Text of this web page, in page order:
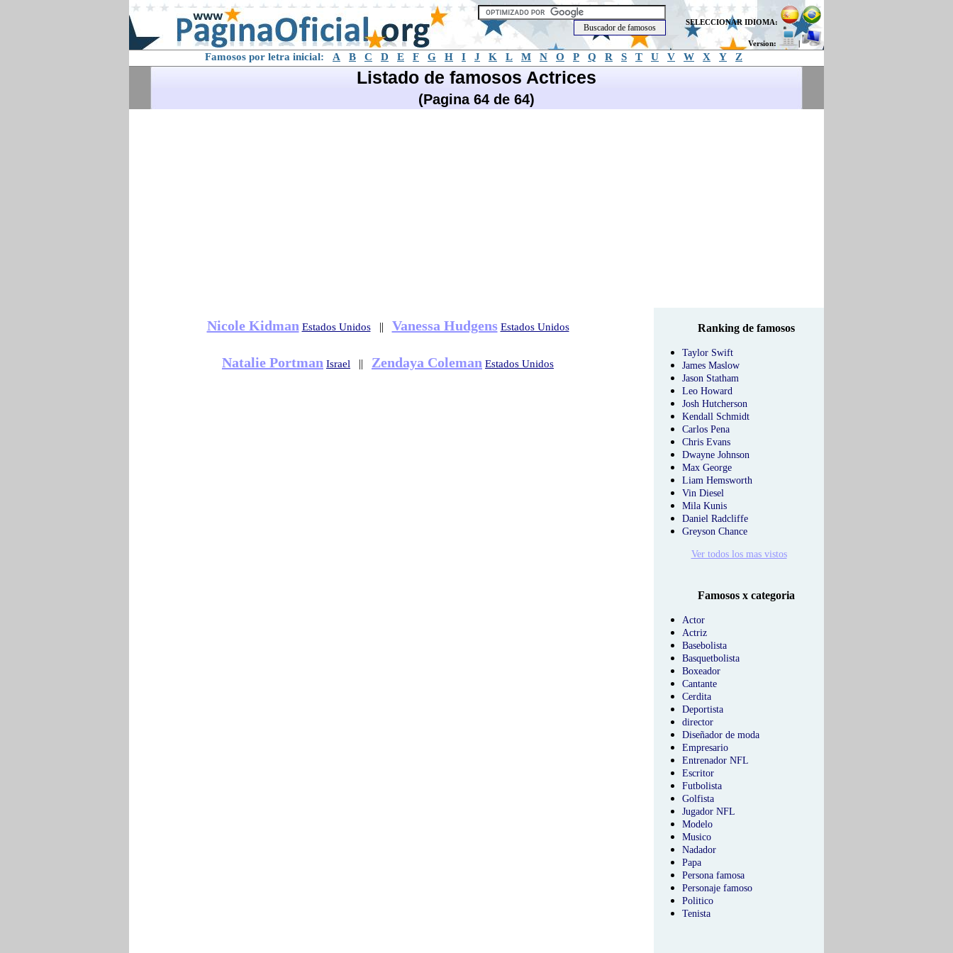
SELECCIONAR IDIOMA:
Version: |
Famosos por letra inicial: A B C D E F G H I J K L M N O P Q R S T U V W X Y Z
Listado de famosos Actrices
(Pagina 64 de 64)
Nicole Kidman Estados Unidos|| Vanessa Hudgens Estados Unidos
Natalie Portman Israel || Zendaya Coleman Estados Unidos
Ranking de famosos
Taylor Swift
James Maslow
Jason Statham
Leo Howard
Josh Hutcherson
Kendall Schmidt
Carlos Pena
Chris Evans
Dwayne Johnson
Max George
Liam Hemsworth
Vin Diesel
Mila Kunis
Daniel Radcliffe
Greyson Chance
Ver todos los mas vistos
Famosos x categoria
Actor
Actriz
Basebolista
Basquetbolista
Boxeador
Cantante
Cerdita
Deportista
director
Diseñador de moda
Empresario
Entrenador NFL
Escritor
Futbolista
Golfista
Jugador NFL
Modelo
Musico
Nadador
Papa
Persona famosa
Personaje famoso
Politico
Tenista